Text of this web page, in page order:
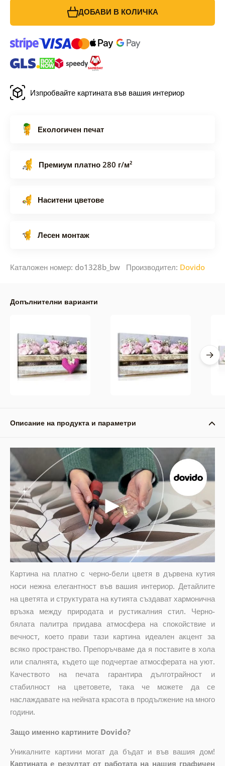
ДОБАВИ В КОЛИЧКА
Изпробвайте картината във вашия интериор
Екологичен печат
Премиум платно 280 г/м²
Наситени цветове
Лесен монтаж
Каталожен номер: do1328b_bw Производител: Dovido
Допълнителни варианти
Описание на продукта и параметри
Картина на платно с черно-бели цветя в дървена кутия
носи нежна елегантност във вашия интериор. Детайлите
на цветята и структурата на кутията създават хармонична
връзка между природата и рустикалния стил. Черно-
бялата палитра придава атмосфера на спокойствие и
вечност, което прави тази картина идеален акцент за
всяко пространство. Препоръчваме да я поставите в хола
или спалнята, където ще подчертае атмосферата на уют.
Качеството на печата гарантира дълготрайност и
стабилност на цветовете, така че можете да се
наслаждавате на нейната красота в продължение на много
години.
Защо именно картините Dovido?
Уникалните картини могат да бъдат и във вашия дом!
Картината е резултат от работата на нашия графичен